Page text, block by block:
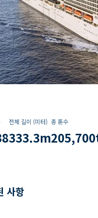
전체 길이 (미터)
333.3m
총 톤수
205,700
사항